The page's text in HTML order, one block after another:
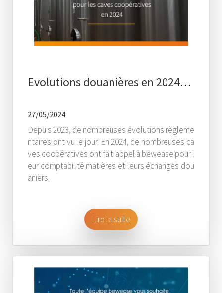
Evolutions douanières en 2024…
27/05/2024
Depuis 2023, de nombreuses évolutions règleme
ntaires ont vu le jour. En 2024, de nombreuses ca
ves coopératives ont fait appel à bewease pour l
eur comptabilité matières et leurs échanges dou
aniers.
Lire la suite